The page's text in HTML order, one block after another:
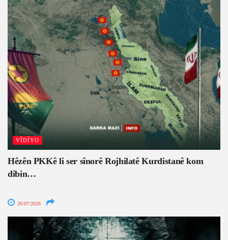
VÎDÎYO
Hêzên PKKê li ser sînorê Rojhilatê Kurdistanê kom
dibin…
26/07/2026